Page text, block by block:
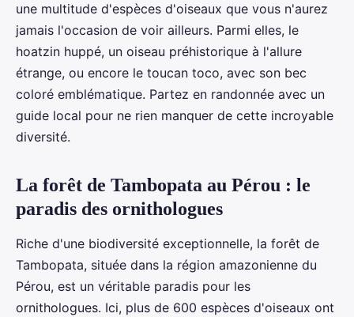
une multitude d'espèces d'oiseaux que vous n'aurez
jamais l'occasion de voir ailleurs. Parmi elles, le
hoatzin huppé, un oiseau préhistorique à l'allure
étrange, ou encore le toucan toco, avec son bec
coloré emblématique. Partez en randonnée avec un
guide local pour ne rien manquer de cette incroyable
diversité.
La forêt de Tambopata au Pérou : le
paradis des ornithologues
Riche d'une biodiversité exceptionnelle, la forêt de
Tambopata, située dans la région amazonienne du
Pérou, est un véritable paradis pour les
ornithologues. Ici, plus de 600 espèces d'oiseaux ont